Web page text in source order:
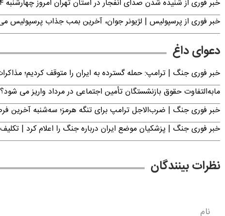
خبر فوری از شنیده شدن صدای انفجار در استان تهران امروز چهارشنبه ۱۴ مرداد ۱۴۰۵ | سپاه بیانیه صادر کرد
خبر فوری از پرسپولیس | لژیونر جوان، آخرین بمب جذاب پرسپولیس
دعوای داغ
خبر فوری جنگ | ترامپ: حمله گسترده به ایران را متوقف کردیم؛
مابه‌التفاوت حقوق بازنشستگان تأمین اجتماعی در مرداد واریز می شود؟
خبر فوری جنگ | ضرب‌الاجل ترامپ برای تنگه هرمز؛ سه‌شنبه آخرین
خبر فوری جنگ | پزشکیان موضع ایران درباره جنگ را اعلام کرد |
نظرات بینندگان
نام